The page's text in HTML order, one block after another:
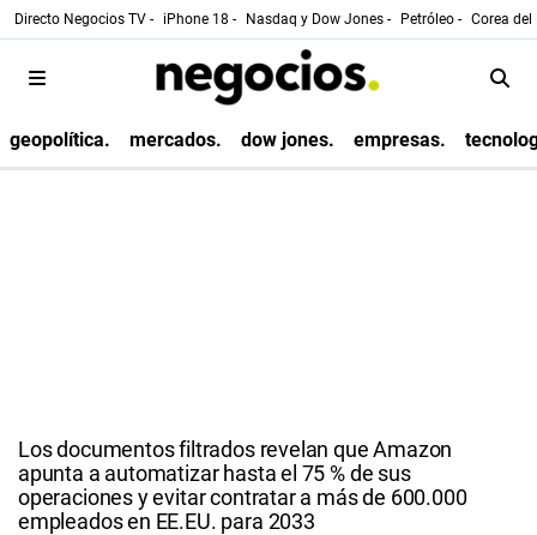
Directo Negocios TV - iPhone 18 - Nasdaq y Dow Jones - Petróleo - Corea
geopolítica. mercados. dow jones. empresas.
Los documentos filtrados revelan que Amazon
apunta a automatizar hasta el 75 % de sus
operaciones y evitar contratar a más de 600.000
empleados en EE.EU. para 2033